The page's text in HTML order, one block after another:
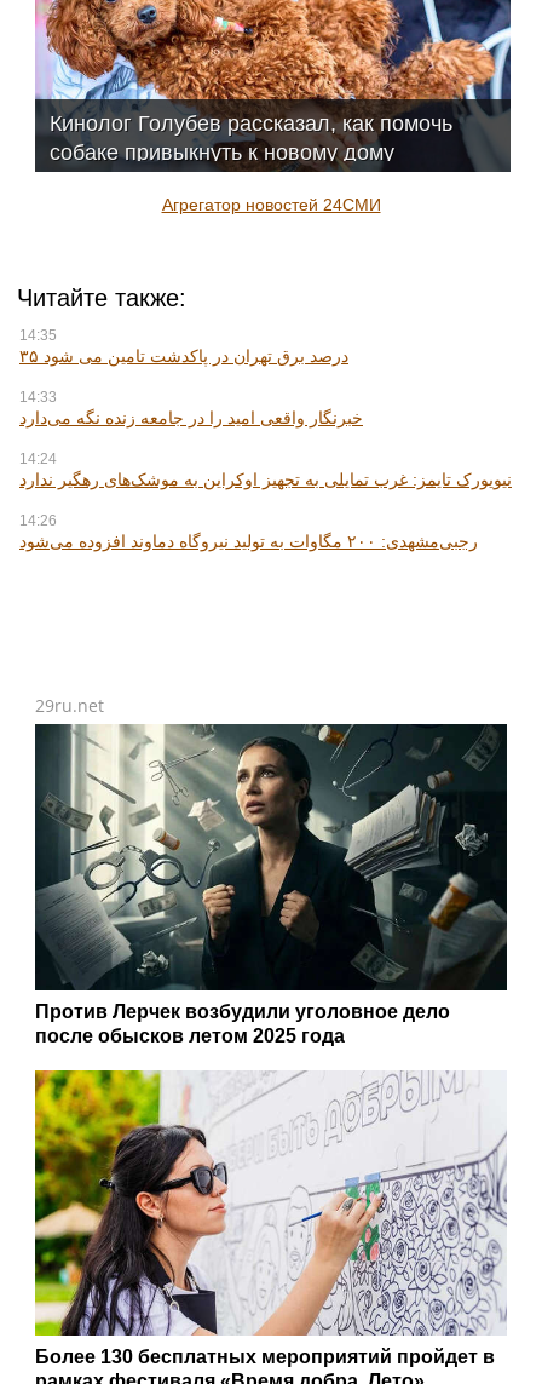
Кинолог Голубев рассказал, как помочь
собаке привыкнуть к новому дому
Агрегатор новостей 24СМИ
Читайте также:
14:35
۳۵ درصد برق تهران در پاکدشت تامین می شود
14:33
خبرنگار واقعی امید را در جامعه زنده نگه می‌دارد
14:24
نیویورک تایمز: غرب تمایلی به تجهیز اوکراین به موشک‌های رهگیر ندارد
14:26
رجبی‌مشهدی: ۲۰۰ مگاوات به تولید نیروگاه دماوند افزوده می‌شود